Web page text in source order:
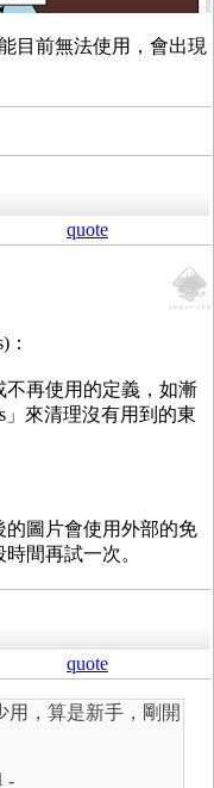
目前無法使用，會出現
quote
再使用的定義，如漸
」來清理沒有用到的東
圖片會使用外部的免
間再試一次。
quote
用，算是新手，剛開
-